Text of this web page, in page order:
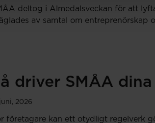
deltog i Almedalsveckan för att
av samtal om entreprenörskap
driver SMÅA
2026
företagare kan ett otydligt regelverk